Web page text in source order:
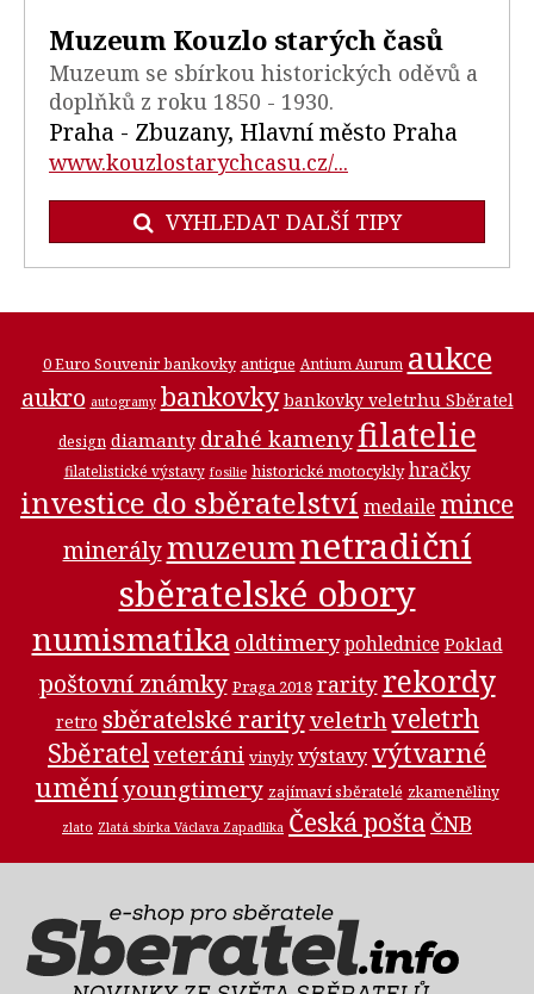
Muzeum Kouzlo starých časů
Muzeum se sbírkou historických oděvů a
doplňků z roku 1850 - 1930.
Praha - Zbuzany, Hlavní město Praha
www.kouzlostarychcasu.cz/...
VYHLEDAT DALŠÍ TIPY
0 Euro Souvenir bankovky antique Antium Aurum aukce
aukro autogramy bankovky bankovky veletrhu Sběratel
design diamanty drahé kamenyfilatelie
filatelistické výstavy fosilie historické motocykly hračky
investice do sběratelství medaile mince
minerálymuzeumnetradiční
sběratelské obory
numismatika oldtimery pohlednice Poklad
poštovní známky Praga 2018 rarity rekordy
retro sběratelské rarityveletrhveletrh
Sběratelveteráni vinyly výstavyvýtvarné
uměníyoungtimery zajímaví sběratelé zkameněliny
zlato Zlatá sbírka Václava Zapadlíka Česká pošta ČNB